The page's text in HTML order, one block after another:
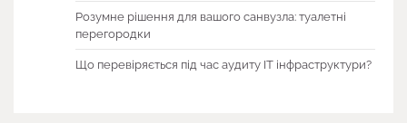
Розумне рішення для вашого санвузла: туалетні
перегородки
Що перевіряється під час аудиту ІТ інфраструктури?